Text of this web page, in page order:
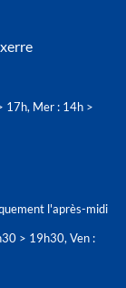
17h, Mer : 14h >
l'après-midi
> 19h30, Ven :